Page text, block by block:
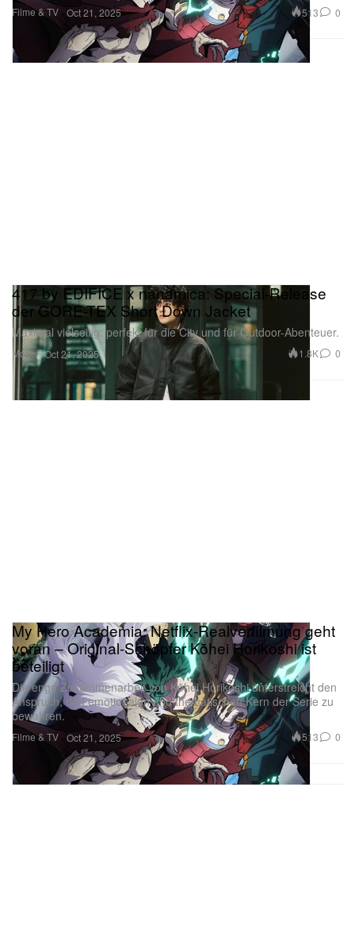
Filme & TV Oct 21, 2025 513 0
Mode
417 by EDIFICE x nanamica: Special-Release
der GORE-TEX Short Down Jacket
Maximal vielseitig: perfekt für die City und für Outdoor-Abenteuer.
Oct 21, 2025 1.8K 0
Filme & TV
My Hero Academia: Netflix-Realverfilmung geht
voran – Original-Schöpfer Kōhei Horikoshi ist
beteiligt
Die enge Zusammenarbeit von Kōhei Horikoshi unterstreicht den
Anspruch, den emotionalen und thematischen Kern der Serie zu
bewahren.
Oct 21, 2025 513 0